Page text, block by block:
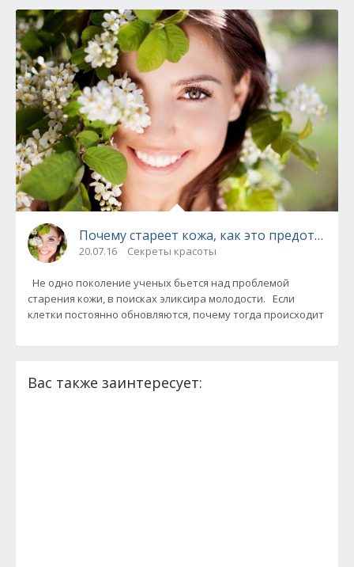
Почему стареет кожа, как это
20.07.16 Секреты красоты
Не одно поколение ученых бьется над проблемой
старения кожи, в поисках эликсира молодости. Если
клетки постоянно обновляются, почему тогда происходит
Вас также заинтересует: